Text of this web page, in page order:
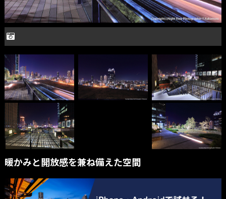
暖かみと開放感を兼ね備えた空間